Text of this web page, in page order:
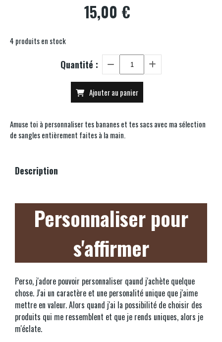
15,00 €
4 produits en stock
Quantité :
Ajouter au panier
Amuse toi à personnaliser tes bananes et tes sacs avec ma sélection
de sangles entièrement faites à la main.
Description
Personnaliser pour
s'affirmer
Perso, j'adore pouvoir personnaliser qaund j'achète quelque
chose. J'ai un caractère et une personalité unique que j'aime
mettre en valeur. Alors quand j'ai la possibilité de choisir des
produits qui me ressemblent et que je rends uniques, alors je
m'éclate.